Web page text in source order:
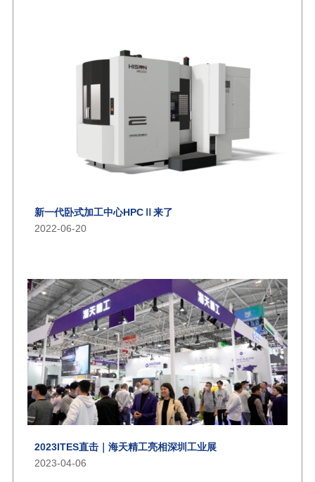
新一代卧式加工中心HPCⅡ来了
2022-06-20
2023ITES直击｜海天精工亮相深圳工业展
2023-04-06